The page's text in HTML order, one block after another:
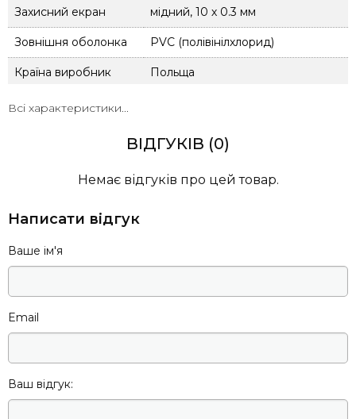
Захисний екран мідний, 10 х 0.3 мм
Зовнішня оболонка PVC (полівінілхлорид)
Країна виробник Польща
Опір
Призначення
Принцип обігріву
цементна стяжка
Тип покриття
Кахель, керамічна плитка,
Ширина
Всі характеристики...
ВІДГУКІВ (0)
Немає відгуків про цей товар.
Написати відгук
Ваше ім'я
Email
Ваш відгук: